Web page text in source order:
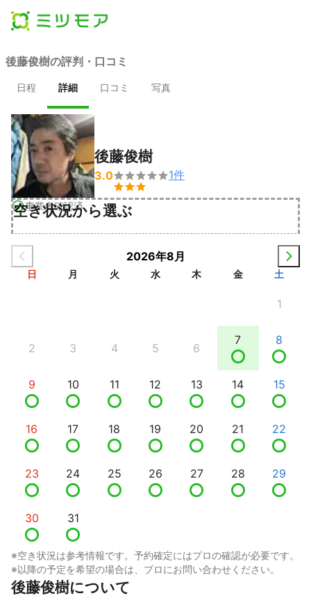
後藤俊樹の評判・口コミ
日程 詳細 口コミ 写真
事業者確認済
後藤俊樹
3.0

1件
空き状況から選ぶ
2026年8月
日 月 火 水 木 金 土
1
2 3 4 5 6
7 8
9 10 11 12 13 14 15
16 17 18 19 20 21 22
23 24 25 26 27 28 29
30 31
※空き状況は参考情報です。予約確定にはプロの確認が必要です。
※以降の予定を希望の場合は、プロにお問い合わせください。
後藤俊樹について